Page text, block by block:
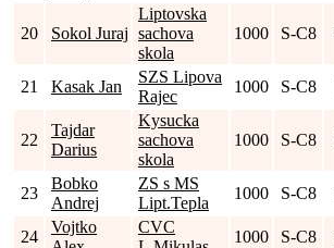
20 Sokol Juraj
Liptovska
sachova
skola
1000 S-C8
21 Kasak Jan
SZS Lipova
Rajec
1000 S-C8
22
Tajdar
Darius
Kysucka
sachova
skola
1000 S-C8
23
Bobko
Andrej
ZS s MS
Lipt.Tepla
1000 S-C8
24
Vojtko
CVC
1000 S-C8